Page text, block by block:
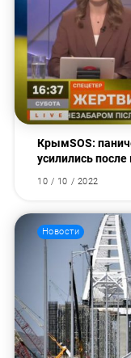
КрымSOS:
усилились
10 / 10 / 2022
Новости